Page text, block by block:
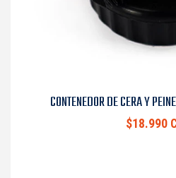
CONTENEDOR DE CERA Y
$18.990